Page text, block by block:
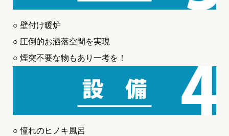
○ 壁付け暖炉
○ 圧倒的お洒落空間を実現
○ 煙突不要な物もあり一考を！
○ 憧れのヒノキ風呂